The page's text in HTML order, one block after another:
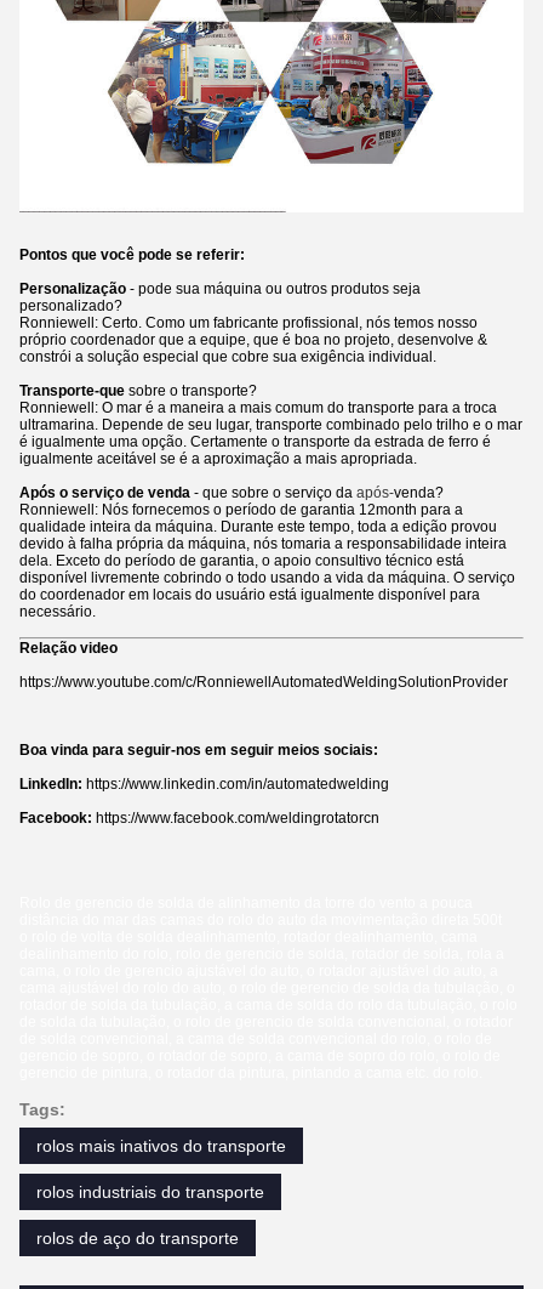
Pontos que você pode se referir:
Personalização - pode sua máquina ou outros produtos seja
personalizado?
Ronniewell: Certo. Como um fabricante profissional, nós temos nosso
próprio coordenador que a equipe, que é boa no projeto, desenvolve &
constrói a solução especial que cobre sua exigência individual.
Transporte-que sobre o transporte?
Ronniewell: O mar é a maneira a mais comum do transporte para a troca
ultramarina. Depende de seu lugar, transporte combinado pelo trilho e o mar
é igualmente uma opção. Certamente o transporte da estrada de ferro é
igualmente aceitável se é a aproximação a mais apropriada.
Após o serviço de venda - que sobre o serviço da após-venda?
Ronniewell: Nós fornecemos o período de garantia 12month para a
qualidade inteira da máquina. Durante este tempo, toda a edição provou
devido à falha própria da máquina, nós tomaria a responsabilidade inteira
dela. Exceto do período de garantia, o apoio consultivo técnico está
disponível livremente cobrindo o todo usando a vida da máquina. O serviço
do coordenador em locais do usuário está igualmente disponível para
necessário.
Relação video
https://www.youtube.com/c/RonniewellAutomatedWeldingSolutionProvider
Boa vinda para seguir-nos em seguir meios sociais:
LinkedIn: https://www.linkedin.com/in/automatedwelding
Facebook: https://www.facebook.com/weldingrotatorcn
Tags:
rolos mais inativos do transporte
rolos industriais do transporte
rolos de aço do transporte